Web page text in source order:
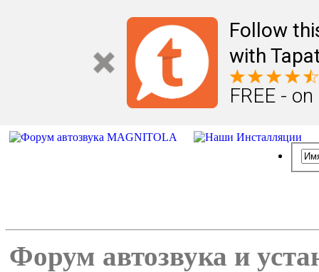
Follow
with
FREE -
Форум автозвука и